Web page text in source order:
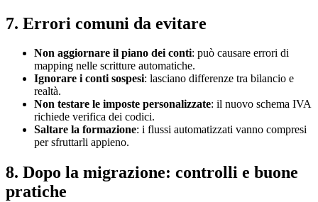
7. Errori comuni da evitare
Non aggiornare il piano dei conti: può causare errori di
mapping nelle scritture automatiche.
Ignorare i conti sospesi: lasciano differenze tra bilancio e
realtà.
Non testare le imposte personalizzate: il nuovo schema IVA
richiede verifica dei codici.
Saltare la formazione: i flussi automatizzati vanno compresi
per sfruttarli appieno.
8. Dopo la migrazione: controlli e buone
pratiche